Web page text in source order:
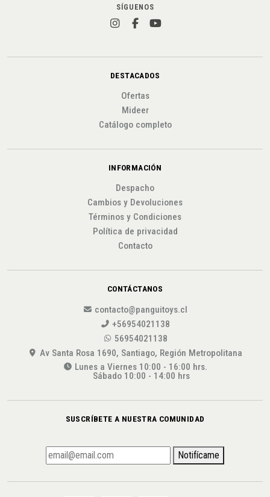
SÍGUENOS
DESTACADOS
Ofertas
Mideer
Catálogo completo
INFORMACIÓN
Despacho
Cambios y Devoluciones
Términos y Condiciones
Política de privacidad
Contacto
CONTÁCTANOS
contacto@panguitoys.cl
+56954021138
56954021138
Av Santa Rosa 1690, Santiago, Región Metropolitana
Lunes a Viernes 10:00 - 16:00 hrs.
Sábado 10:00 - 14:00 hrs
SUSCRÍBETE A NUESTRA COMUNIDAD
Notifícame